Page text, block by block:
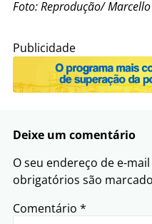
Foto: Reprodução/
Publicidade
Deixe um comentário
O seu endereço de e-
obrigatórios são
Comentário *